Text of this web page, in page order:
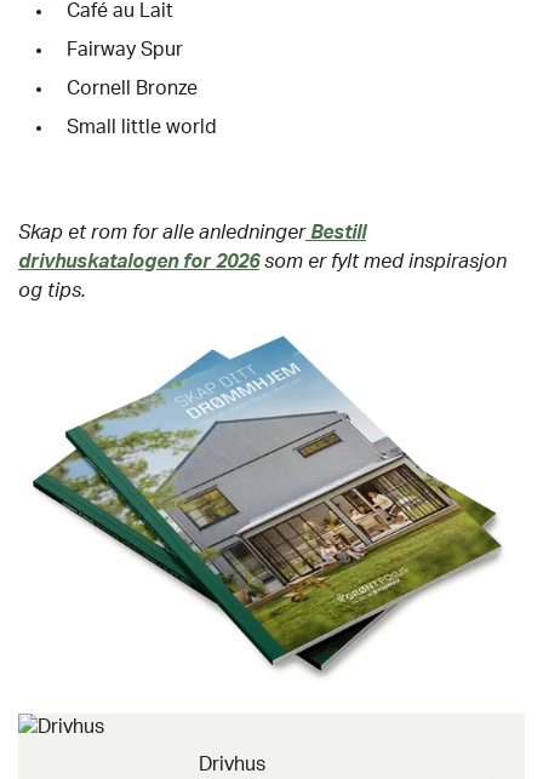
Café au Lait
Fairway Spur
Cornell Bronze
Small little world
Skap et rom for alle anledningerBestill
drivhuskatalogen for 2026som er fylt med inspirasjon
og tips.
Drivhus